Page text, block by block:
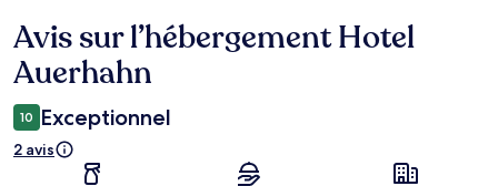
Avis
Avis sur l’hébergement Hotel
Auerhahn
10 Exceptionnel
2 avis